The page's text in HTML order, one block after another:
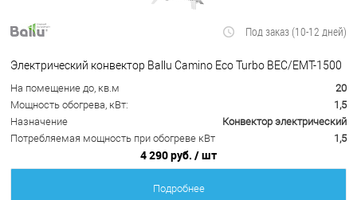
Под заказ (10-12 дней)
Электрический конвектор Ballu Camino Eco Turbo BEC/EMT-1500
На помещение до, кв.м
20
Мощность обогрева, кВт:
1,5
Назначение
Конвектор электрический
Потребляемая мощность при обогреве кВт
1,5
4 290 руб. / шт
Подробнее